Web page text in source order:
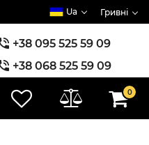
Ua Гривні
+38 095 525 59 09
+38 068 525 59 09
+38 073 525 59 09
0